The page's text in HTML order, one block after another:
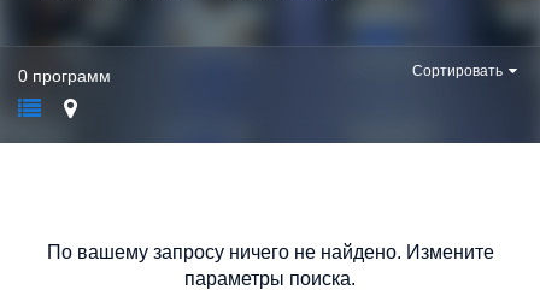
0 программ Сортировать
По вашему запросу ничего не найдено. Измените
параметры поиска.